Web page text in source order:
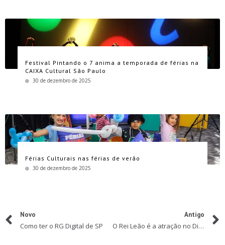
Festival Pintando o 7 anima a temporada de férias na
CAIXA Cultural São Paulo
30 de dezembro de 2025
Férias Culturais nas férias de verão
30 de dezembro de 2025
Novo
Como ter o RG Digital de SP
Antigo
O Rei Leão é a atração no Diversão em Cena online